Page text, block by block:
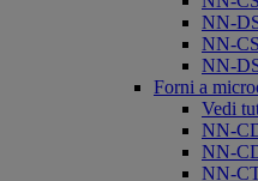
NN-
NN-
NN-
Forni a
Vedi
NN-
NN-
NN-